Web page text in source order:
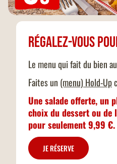
Régalez-vous
Le menu qui fait du bien
Faites un (menu) Hold-Up
Une salade offerte, un
choix du dessert ou
pour seulement 9,99 €.
JE RÉSERVE